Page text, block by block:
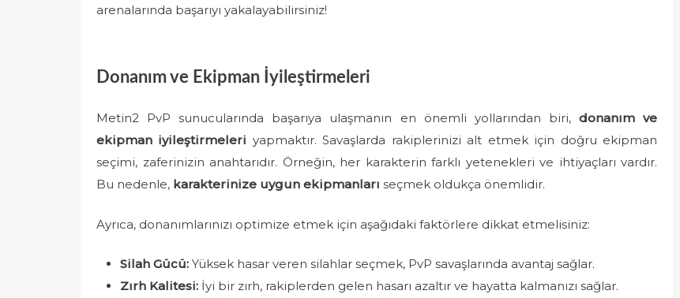
arenalarında başarıyı yakalayabilirsiniz!
Donanım ve Ekipman İyileştirmeleri
Metin2 PvP sunucularında başarıya ulaşmanın en önemli yollarından biri, donanım ve
ekipman iyileştirmeleri yapmaktır. Savaşlarda rakiplerinizi alt etmek için doğru ekipman
seçimi, zaferinizin anahtarıdır. Örneğin, her karakterin farklı yetenekleri ve ihtiyaçları vardır.
Bu nedenle, karakterinize uygun ekipmanları seçmek oldukça önemlidir.
Ayrıca, donanımlarınızı optimize etmek için aşağıdaki faktörlere dikkat etmelisiniz:
Silah Gücü: Yüksek hasar veren silahlar seçmek, PvP savaşlarında avantaj sağlar.
Zırh Kalitesi: İyi bir zırh, rakiplerden gelen hasarı azaltır ve hayatta kalmanızı sağlar.